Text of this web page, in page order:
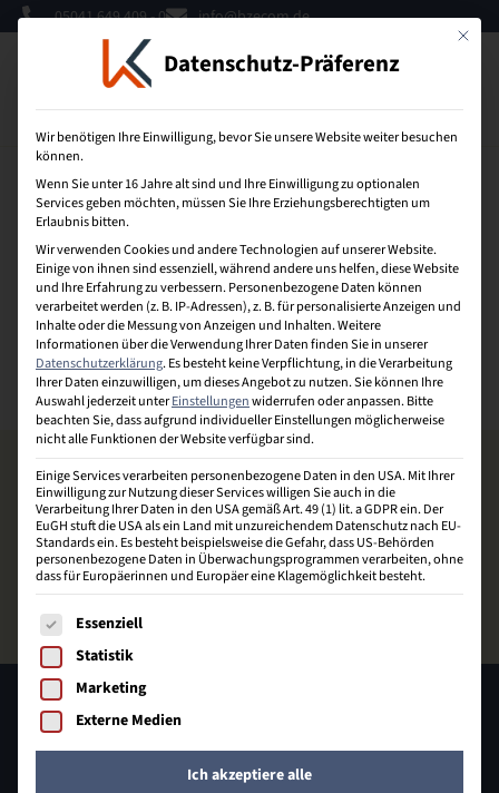
05041 649 409 - 0 info@bzecom.de
Outplacement
Kann eingesetzt werden, wenn sich ein Unternehmen von
einem oder mehreren Mitarbeitern trennt. Das
Unternehmen setzt den oder die Mitarbeiter frei, bietet
Ihnen jedoch auf eigene Kosten eine Beratung und
Unterstützung bei der Suche nach einem neuen
Arbeitsplatz.
Mit
Datenschutz-Präferenz
Wir benötigen Ihre Einwilligung, bevor Sie unsere Website weiter besuchen
können.
Wenn Sie unter 16 Jahre alt sind und Ihre Einwilligung zu optionalen
Services geben möchten, müssen Sie Ihre Erziehungsberechtigten um
Erlaubnis bitten.
Wir verwenden Cookies und andere Technologien auf unserer Website.
Einige von ihnen sind essenziell, während andere uns helfen, diese Website
und Ihre Erfahrung zu verbessern.Personenbezogene Daten können
verarbeitet werden (z. B. IP-Adressen), z. B. für personalisierte Anzeigen und
Inhalte oder die Messung von Anzeigen und Inhalten.Weitere
Informationen über die Verwendung Ihrer Daten finden Sie in unserer
Datenschutzerklärung.Es besteht keine Verpflichtung, in die Verarbeitung
Ihrer Daten einzuwilligen, um dieses Angebot zu nutzen.Sie können Ihre
Auswahl jederzeit unterEinstellungenwiderrufen oder anpassen.Bitte
beachten Sie, dass aufgrund individueller Einstellungen möglicherweise
nicht alle Funktionen der Website verfügbar sind.
Einige Services verarbeiten personenbezogene Daten in den USA. Mit Ihrer
Einwilligung zur Nutzung dieser Services willigen Sie auch in die
Verarbeitung Ihrer Daten in den USA gemäß Art. 49 (1) lit. a GDPR ein. Der
EuGH stuft die USA als ein Land mit unzureichendem Datenschutz nach EU-
Standards ein. Es besteht beispielsweise die Gefahr, dass US-Behörden
personenbezogene Daten in Überwachungsprogrammen verarbeiten, ohne
dass für Europäerinnen und Europäer eine Klagemöglichkeit besteht.
Es folgt eine Liste der Service-Gruppen, für die eine
Essenziell
Statistik
Marketing
Externe Medien
Ich akzeptiere alle